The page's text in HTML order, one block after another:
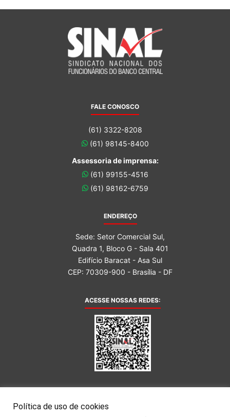
FALE CONOSCO
(61) 3322-8208
(61) 98145-8400
Assessoria de imprensa:
(61) 99155-4516
(61) 98162-6759
ENDEREÇO
Sede: Setor Comercial Sul,
Quadra 1, Bloco G - Sala 401
Edifício Baracat - Asa Sul
CEP: 70309-900 - Brasília - DF
ACESSE NOSSAS REDES:
Política de uso de cookies